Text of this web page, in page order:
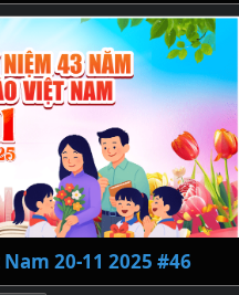
20-11 2025 #46